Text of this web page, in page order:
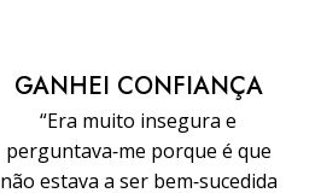
GANHEI CONFIANÇA
“Era muito insegura e
perguntava‑me porque é que
não estava a ser bem‑sucedida